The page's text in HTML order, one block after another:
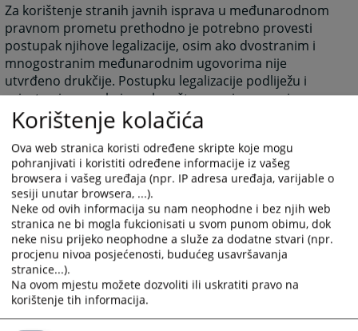
Za korištenje stranih javnih isprava u međunarodnom
pravnom prometu prethodno je potrebno provesti
postupak njihove legalizacije, osim ako dvostranim i
mnogostranim međunarodnim ugovorima nije
utvrđeno drukčije. Postupku legalizacije podliježu i
privatne isprave koje, nakon što su ovjerene pri
nadležnom tijelu države u kojoj su sačinjene, dobivaju
status javne isprave. Vrijedi naglasiti da se
ovjeravanjem isprave potvrđuje vjerodostojnost
pečata i potpisa službene osobe koji su stavljeni na
ispravu, ali ne i njezin sadržaj.
Haška Konvencija o ukidanju potrebe legalizacije
stranih javnih isprava, od 5. oktobra 1961. godine,
pojednostavila je postupak legalizacije u odnosima
između ugovornih stranaka, pa javna isprava podliježe
jednom ovjeravanju nadležnog tijela države koja je
ispravu izdala.
U praksi, isprave u smislu naznačene Haške Konvencije
potvrdom “Apostille” ovjeravaju u pravilu općinski
Korištenje kolačića
Ova web stranica koristi određene skripte koje mogu
pohranjivati i koristiti određene informacije iz vašeg
browsera i vašeg uređaja (npr. IP adresa uređaja, varijable o
sesiji unutar browsera, ...).
Neke od ovih informacija su nam neophodne i bez njih web
stranica ne bi mogla fukcionisati u svom punom obimu, dok
neke nisu prijeko neophodne a služe za dodatne stvari (npr.
procjenu nivoa posjećenosti, budućeg usavršavanja
stranice...).
Na ovom mjestu možete dozvoliti ili uskratiti pravo na
korištenje tih informacija.